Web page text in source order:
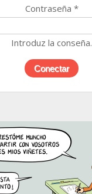
Contraseña *
Introduz la conseña.